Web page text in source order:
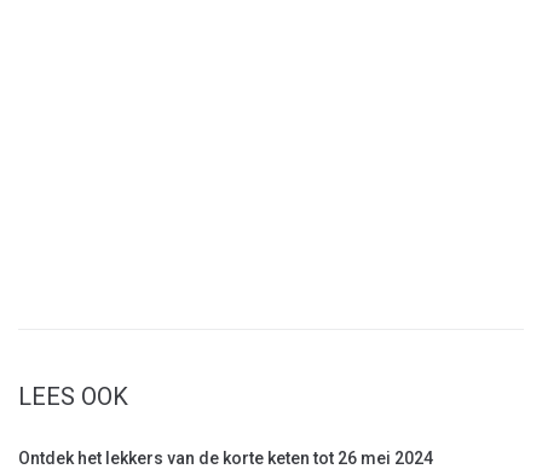
LEES OOK
Ontdek het lekkers van de korte keten tot 26 mei 2024